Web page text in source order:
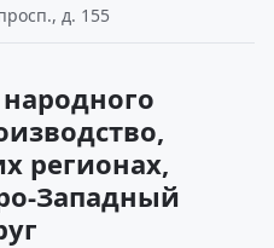
д. 155
регионах,
Западный